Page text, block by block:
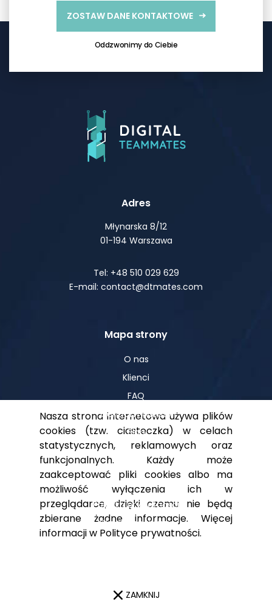
ZOSTAW DANE KONTAKTOWE
Oddzwonimy do Ciebie
Adres
Młynarska 8/12
01-194 Warszawa
Tel: +48 510 029 629
E-mail: contact@dtmates.com
Mapa strony
O nas
Klienci
FAQ
Centrum Wiedzy
Blog
Pomoc
Polityka prywatności
Dla akcjonariuszy
Kontakt
© 2023 Digital Teammates Designed by
Nasza strona internetowa używa plików
cookies (tzw. ciasteczka) w celach
statystycznych, reklamowych oraz
funkcjonalnych. Każdy może
zaakceptować pliki cookies albo ma
możliwość wyłączenia ich w
przeglądarce, dzięki czemu nie będą
zbierane żadne informacje. Więcej
informacji w Polityce prywatności.
ZAMKNIJ